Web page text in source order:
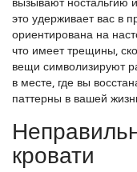
это удерживает вас в
ориентирована на
что имеет трещины,
вещи символизируют
в месте, где вы
паттерны в вашей
кровати